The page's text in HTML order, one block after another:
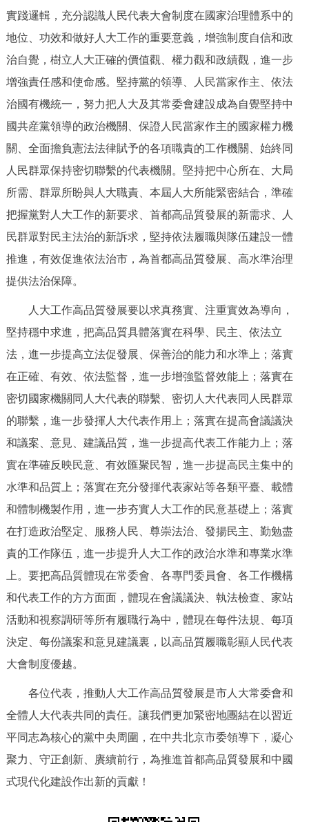
實踐邏輯，充分認識人民代表大會制度在國家治理體系中的
地位、功效和做好人大工作的重要意義，增強制度自信和政
治自覺，樹立人大正確的價值觀、權力觀和政績觀，進一步
增強責任感和使命感。堅持黨的領導、人民當家作主、依法
治國有機統一，努力把人大及其常委會建設成為自覺堅持中
國共産黨領導的政治機關、保證人民當家作主的國家權力機
關、全面擔負憲法法律賦予的各項職責的工作機關、始終同
人民群眾保持密切聯繫的代表機關。堅持把中心所在、大局
所需、群眾所盼與人大職責、本屆人大所能緊密結合，準確
把握黨對人大工作的新要求、首都高品質發展的新需求、人
民群眾對民主法治的新訴求，堅持依法履職與隊伍建設一體
推進，有效促進依法治市，為首都高品質發展、高水準治理
提供法治保障。
人大工作高品質發展要以求真務實、注重實效為導向，
堅持穩中求進，把高品質具體落實在科學、民主、依法立
法，進一步提高立法促發展、保善治的能力和水準上；落實
在正確、有效、依法監督，進一步增強監督效能上；落實在
密切國家機關同人大代表的聯繫、密切人大代表同人民群眾
的聯繫，進一步發揮人大代表作用上；落實在提高會議議決
和議案、意見、建議品質，進一步提高代表工作能力上；落
實在準確反映民意、有效匯聚民智，進一步提高民主集中的
水準和品質上；落實在充分發揮代表家站等各類平臺、載體
和體制機製作用，進一步夯實人大工作的民意基礎上；落實
在打造政治堅定、服務人民、尊崇法治、發揚民主、勤勉盡
責的工作隊伍，進一步提升人大工作的政治水準和專業水準
上。要把高品質體現在常委會、各專門委員會、各工作機構
和代表工作的方方面面，體現在會議議決、執法檢查、家站
活動和視察調研等所有履職行為中，體現在每件法規、每項
決定、每份議案和意見建議裏，以高品質履職彰顯人民代表
大會制度優越。
各位代表，推動人大工作高品質發展是市人大常委會和
全體人大代表共同的責任。讓我們更加緊密地團結在以習近
平同志為核心的黨中央周圍，在中共北京市委領導下，凝心
聚力、守正創新、賡續前行，為推進首都高品質發展和中國
式現代化建設作出新的貢獻！